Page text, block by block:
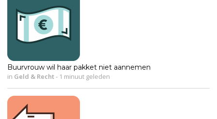
Buurvrouw wil haar pakket niet aannemen
in Geld & Recht- 1 minuut geleden